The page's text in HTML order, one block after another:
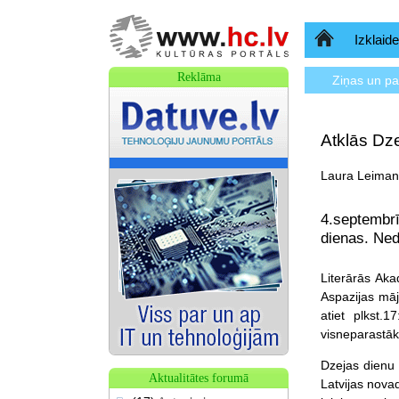
Sākumlapa
Ziņas un
Atklās
Laura
dienas.
Literārās
Aspazijas
atiet
Dzejas
Latvijas
Reklāma
Aktualitātes forumā